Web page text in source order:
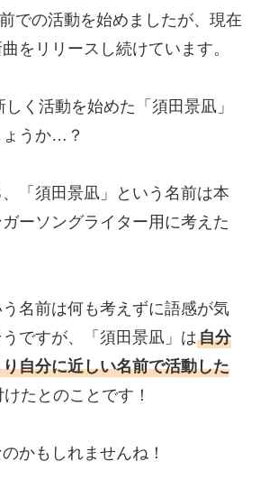
での活動を始めましたが、現在
をリリースし続けています。
く活動を始めた「須田景凪」
ょうか…？
「須田景凪」という名前は本
ーソングライター用に考えた
う名前は何も考えずに語感が気
ですが、「須田景凪」は自分
自分に近しい名前で活動した
たとのことです！
かもしれませんね！